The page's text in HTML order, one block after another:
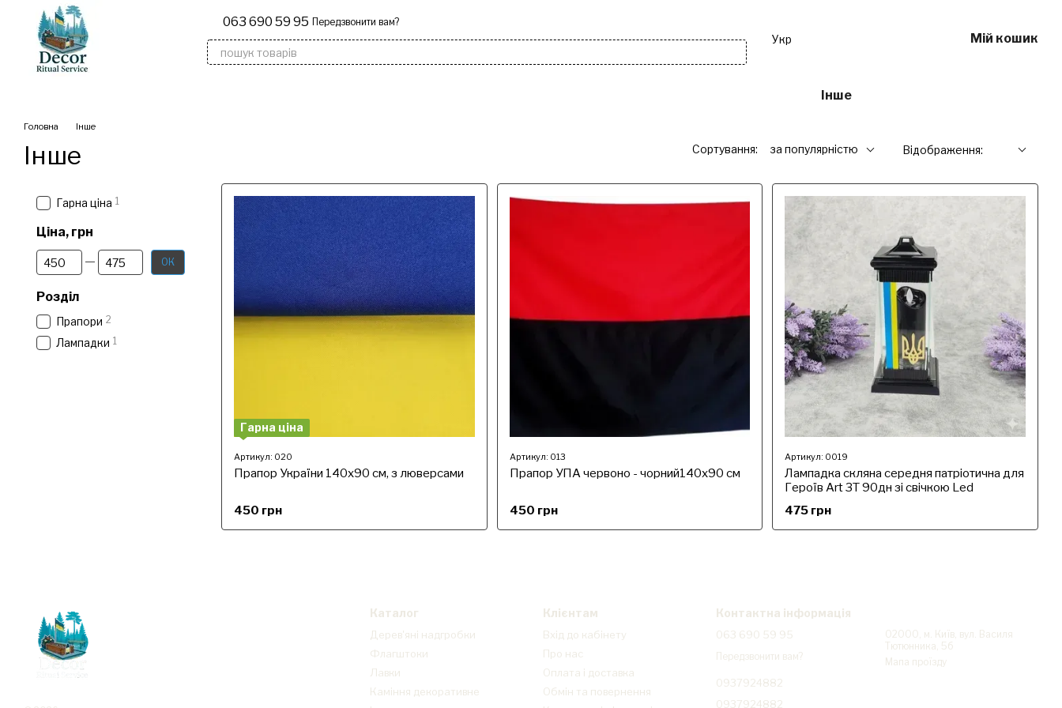
Перейти до основного контенту
063 690 59 95 Передзвонити вам?
Укр Мій кошик
Інше
Головна Інше
Інше Сортування: за популярністю Відображення:
Гарна ціна
Артикул: 020
Прапор України 140х90 см, з люверсами
450 грн
Артикул: 013
Прапор УПА червоно - чорний140х90 см
450 грн
Артикул: 0019
Лампадка скляна середня патріотична для
Героїв Art 3T 90дн зі свічкою Led
475 грн
Гарна ціна 1
Ціна, грн
Від Ціна, грн
До Ціна, грн ОК
Розділ
Прапори 2
Лампадки 1
Каталог
Дерев'яні надгробки
Флагштоки
Лавки
Каміння декоративне
Клієнтам
Вхід до кабінету
Про нас
Оплата і доставка
Обмін та повернення
Контактна інформація
063 690 59 95
Передзвонити вам?
0937924882
0937924882
02000, м. Київ, вул. Василя
Тютюнника, 5б
Мапа проїзду